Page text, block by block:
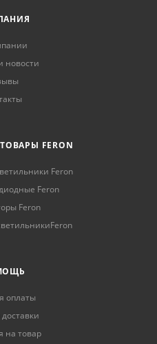
новости
FERON
Feron
Feron
Feron
оплаты
на товар